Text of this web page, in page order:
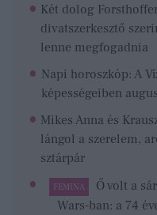
Két dolog
divatszerkesztő
lenne megfogadnia
Napi horoszkóp: A
képességeiben
Mikes Anna és
lángol a szerelem,
sztárpár
FEMINA
Ő volt a
Wars-ban: a 74